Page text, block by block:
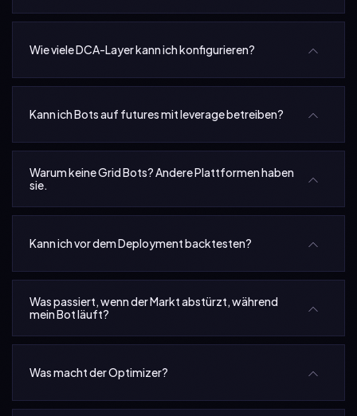
Wie viele DCA-Layer kann ich konfigurieren?
Kann ich Bots auf futures mit leverage betreiben?
Warum keine Grid Bots? Andere Plattformen haben
sie.
Kann ich vor dem Deployment backtesten?
Was passiert, wenn der Markt abstürzt, während
mein Bot läuft?
Was macht der Optimizer?